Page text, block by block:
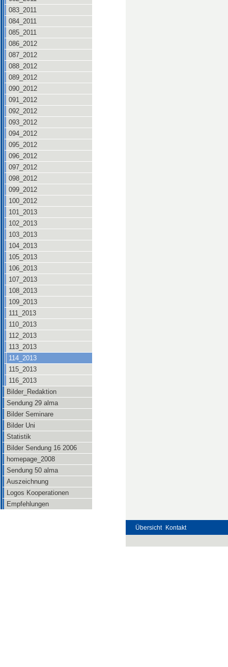
083_2011
084_2011
085_2011
086_2012
087_2012
088_2012
089_2012
090_2012
091_2012
092_2012
093_2012
094_2012
095_2012
096_2012
097_2012
098_2012
099_2012
100_2012
101_2013
102_2013
103_2013
104_2013
105_2013
106_2013
107_2013
108_2013
109_2013
111_2013
110_2013
112_2013
113_2013
114_2013
115_2013
116_2013
Bilder_Redaktion
Sendung 29 alma
Bilder Seminare
Bilder Uni
Statistik
Bilder Sendung 16 2006
homepage_2008
Sendung 50 alma
Auszeichnung
Logos Kooperationen
Empfehlungen
Übersicht Kontakt